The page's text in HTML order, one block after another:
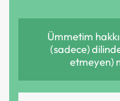
Ümmetim
(sadece)
etmeyen)